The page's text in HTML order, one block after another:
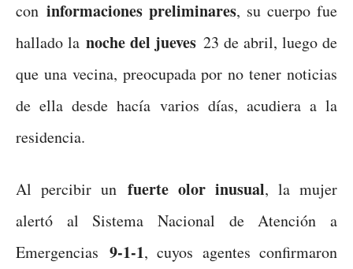
con informaciones preliminares, su cuerpo fue
hallado lanoche del jueves 23 de abril, luego de
que una vecina, preocupada por no tener noticias
de ella desde hacía varios días, acudiera a la
residencia.
Al percibir un fuerte olor inusual, la mujer
alertó al Sistema Nacional de Atención a
Emergencias 9-1-1, cuyos agentes confirmaron